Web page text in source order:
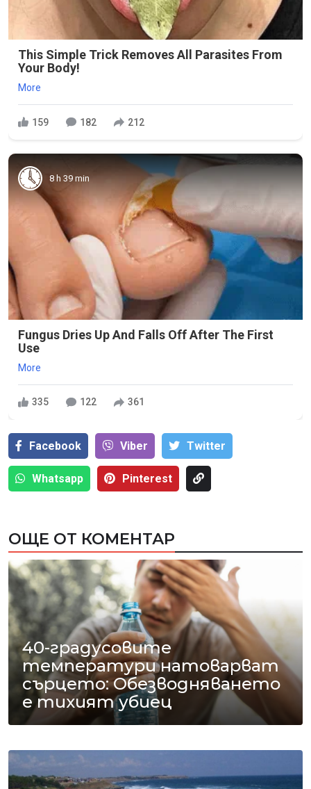
This Simple Trick Removes All Parasites From
Your Body!
More
159 182 212
8 h 39 min
Fungus Dries Up And Falls Off After The First
Use
More
335 122 361
Facebook Viber Тwitter
Whatsapp Pinterest
ОЩЕ ОТ КОМЕНТАР
40-градусовите
температури натоварват
сърцето: Обезводняването
е тихият убиец